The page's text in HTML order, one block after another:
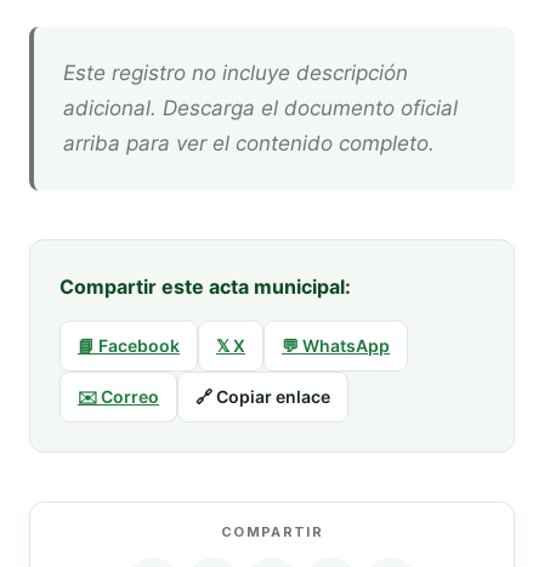
Este registro no incluye descripción
adicional. Descarga el documento oficial
arriba para ver el contenido completo.
Compartir este acta municipal:
📘 Facebook 𝕏 X 💬 WhatsApp
✉️ Correo 🔗 Copiar enlace
COMPARTIR